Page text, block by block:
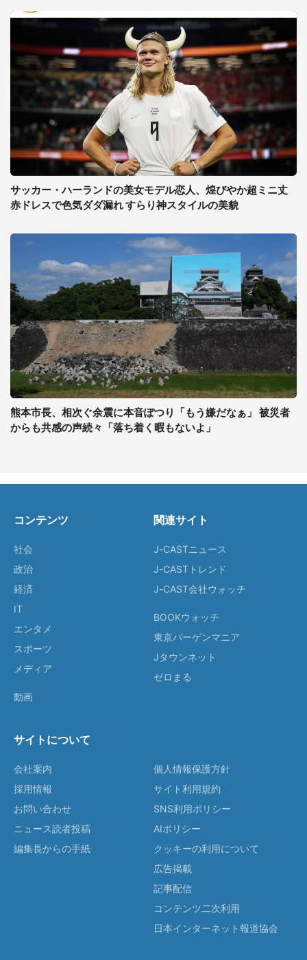
サッカー・ハーランドの美女モデル恋人、煌びやか超ミニ丈
赤ドレスで色気ダダ漏れ すらり神スタイルの美貌
熊本市長、相次ぐ余震に本音ぽつり「もう嫌だなぁ」 被災者
からも共感の声続々「落ち着く暇もないよ」
コンテンツ
社会
政治
経済
IT
エンタメ
スポーツ
メディア
動画
関連サイト
J-CASTニュース
J-CASTトレンド
J-CAST会社ウォッチ
BOOKウォッチ
東京バーゲンマニア
Jタウンネット
ゼロまる
サイトについて
会社案内
採用情報
お問い合わせ
ニュース読者投稿
編集長からの手紙
個人情報保護方針
サイト利用規約
SNS利用ポリシー
AIポリシー
クッキーの利用について
広告掲載
記事配信
コンテンツ二次利用
日本インターネット報道協会